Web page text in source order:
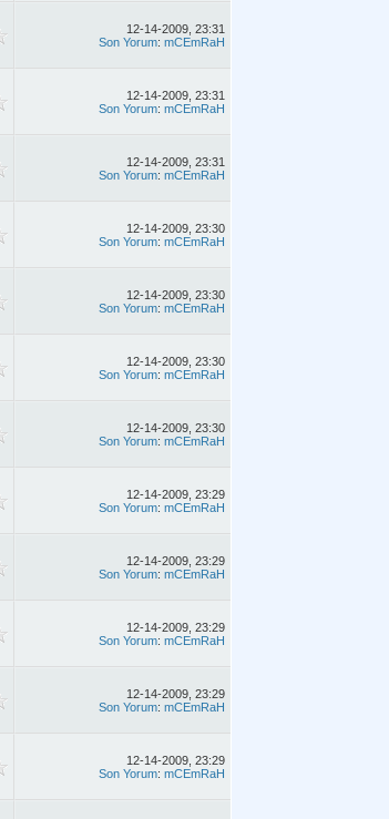
12-14-2009, 23:31
Son Yorum: mCEmRaH
12-14-2009, 23:31
Son Yorum: mCEmRaH
12-14-2009, 23:31
Son Yorum: mCEmRaH
12-14-2009, 23:30
Son Yorum: mCEmRaH
12-14-2009, 23:30
Son Yorum: mCEmRaH
12-14-2009, 23:30
Son Yorum: mCEmRaH
12-14-2009, 23:30
Son Yorum: mCEmRaH
12-14-2009, 23:29
Son Yorum: mCEmRaH
12-14-2009, 23:29
Son Yorum: mCEmRaH
12-14-2009, 23:29
Son Yorum: mCEmRaH
12-14-2009, 23:29
Son Yorum: mCEmRaH
12-14-2009, 23:29
Son Yorum: mCEmRaH